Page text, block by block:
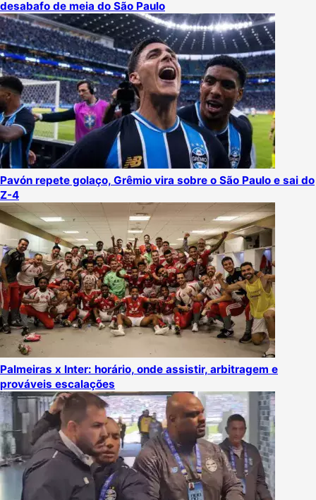
desabafo de meia do São Paulo
Pavón repete golaço, Grêmio vira sobre o São Paulo e sai do
Z-4
Palmeiras x Inter: horário, onde assistir, arbitragem e
prováveis escalações